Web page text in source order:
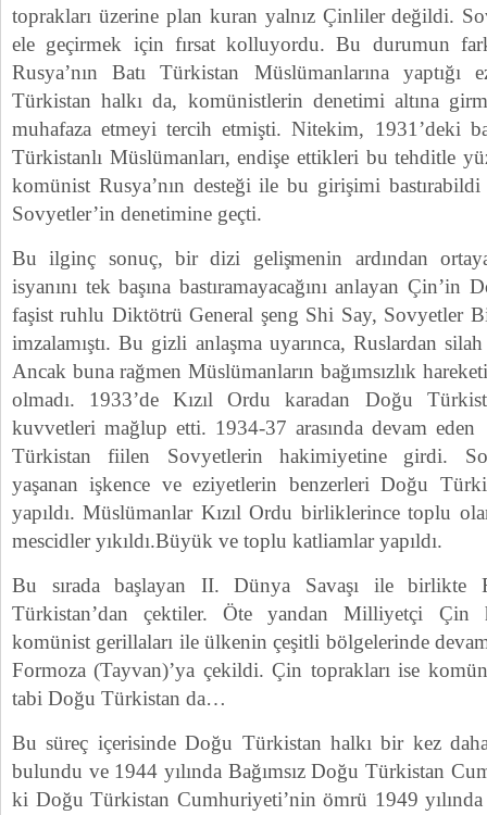
toprakları üzerine plan kuran yalnız Çinliler değildi.
ele geçirmek için fırsat kolluyordu. Bu durumun
Rusya’nın Batı Türkistan Müslümanlarına
Türkistan halkı da, komünistlerin denetimi altına
muhafaza etmeyi tercih etmişti. Nitekim, 1931’deki
Türkistanlı Müslümanları, endişe ettikleri bu tehditle
komünist Rusya’nın desteği ile bu girişimi
Sovyetler’in denetimine geçti.
Bu ilginç sonuç, bir dizi gelişmenin ardından
isyanını tek başına bastıramayacağını anlayan Çin’in
faşist ruhlu Diktötrü General şeng Shi Say, Sovyetler
imzalamıştı. Bu gizli anlaşma uyarınca, Ruslardan
Ancak buna rağmen Müslümanların bağımsızlık
olmadı. 1933’de Kızıl Ordu karadan Doğu
kuvvetleri mağlup etti. 1934-37 arasında devam
Türkistan fiilen Sovyetlerin hakimiyetine girdi.
yaşanan işkence ve eziyetlerin benzerleri Doğu
yapıldı. Müslümanlar Kızıl Ordu birliklerince toplu
mescidler yıkıldı.Büyük ve toplu katliamlar yapıldı.
Bu sırada başlayan II. Dünya Savaşı ile birlikte
Türkistan’dan çektiler. Öte yandan Milliyetçi Çin
komünist gerillaları ile ülkenin çeşitli bölgelerinde
Formoza (Tayvan)’ya çekildi. Çin toprakları ise
tabi Doğu Türkistan da…
Bu süreç içerisinde Doğu Türkistan halkı bir kez daha
bulundu ve 1944 yılında Bağımsız Doğu Türkistan
ki Doğu Türkistan Cumhuriyeti’nin ömrü 1949 yılında